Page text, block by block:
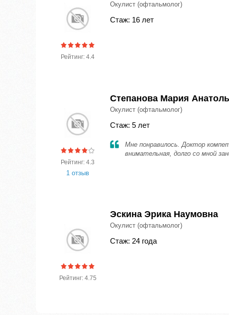
Рейтинг: 4.4
Окулист (офтальмолог)
Стаж: 16 лет
Рейтинг: 4.3
1 отзыв
Степанова Мария
Окулист (офтальмолог)
Стаж: 5 лет
Мне понравилось. Доктор
внимательная, долго со мной
Рейтинг: 4.75
Эскина Эрика Наумовна
Окулист (офтальмолог)
Стаж: 24 года